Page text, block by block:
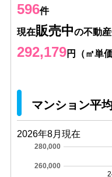
596件
現在販売中の不動
292,179円（㎡単価
マンション平
2026年8月現在
260,000
280,000